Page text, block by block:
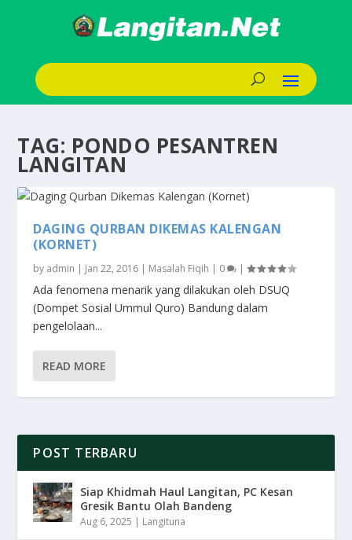
TAG: PONDO PESANTREN
LANGITAN
DAGING QURBAN DIKEMAS KALENGAN
(KORNET)
by admin | Jan 22, 2016 | Masalah Fiqih | 0 |
Ada fenomena menarik yang dilakukan oleh DSUQ
(Dompet Sosial Ummul Quro) Bandung dalam
pengelolaan...
READ MORE
POST TERBARU
Siap Khidmah Haul Langitan, PC Kesan
Gresik Bantu Olah Bandeng
Aug 6, 2025 | Langituna